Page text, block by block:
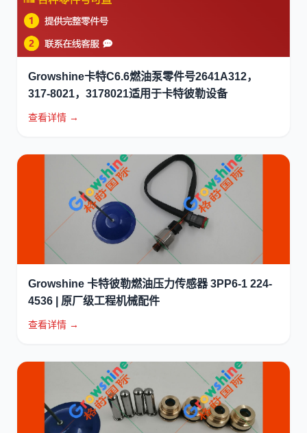
Growshine卡特C6.6燃油泵零件号2641A312，
317-8021，3178021适用于卡特彼勒设备
查看详情 →
Growshine 卡特彼勒燃油压力传感器 3PP6-1 224-
4536 | 原厂级工程机械配件
查看详情 →